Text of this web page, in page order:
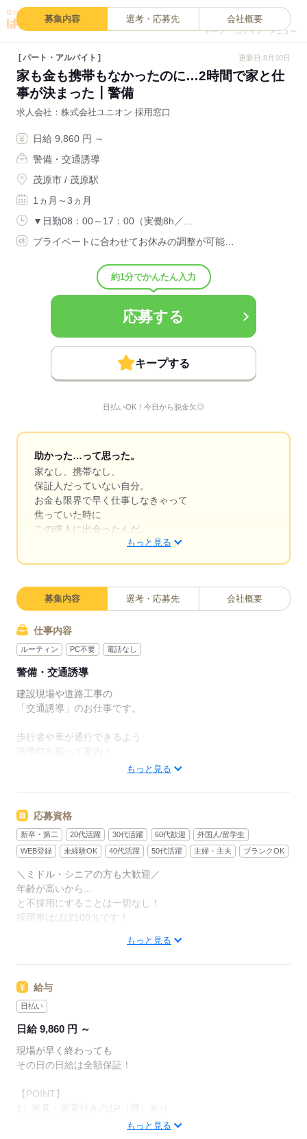
キープ ログイン メニュー
募集内容 選考・応募先 会社概要
パート・アルバイト 更新日:8月10日
家も金も携帯もなかったのに…2時間で家と仕
事が決まった┃警備
求人会社 株式会社ユニオン 採用窓口
日給 9,860 円 ～
警備・交通誘導
茂原市 / 茂原駅
1ヵ月～3ヵ月
▼日勤08：00～17：00（実働8h／…
プライベートに合わせてお休みの調整が可能…
約1分でかんたん入力
応募する
キープする
日払いOK！今日から脱金欠◎
助かった…って思った。
家なし、携帯なし、
保証人だっていない自分。
お金も限界で早く仕事しなきゃって
焦っていた時に
この求人に出会ったんだ。
迎えに行けますよ」
と言って本当に迎えに来てもらえて
プリペイド式携帯電話も支給して貰えて
寮にはトイレ・風呂もついていて
その日から最低限の生活が
できるように準備されていた。
「ああ…助かった…」
心からそう思ったんだ。
もっと見る
募集内容 選考・応募先 会社概要
仕事内容
ルーティン PC不要 電話なし
警備・交通誘導
建設現場や道路工事の
「交通誘導」のお仕事です。
歩行者や車が通行できるよう
【住宅を建てる間の交通誘導】
をする現場が多めです。
▼担当する現場は...
工事期間中は固定で同じ現場に
1日～数日だけ入る現場もあるので
【人間関係が都度リセットされる】
のも特徴のひとつです。
＜体力面で不安な方もぜひ！＞
週2日～で勤務可能なため、
体調と相談しながら勤務可能！
現場でもこまめに休憩が取れるので、
長く働きやすい職場です。
もっと見る
応募資格
新卒・第二 20代活躍 30代活躍 60代歓迎
外国人/留学生
WEB登録
未経験OK 40代活躍 50代活躍 主婦・主夫 ブランクOK
＼ミドル・シニアの方も大歓迎／
年齢が高いから...
と不採用にすることは一切なし！
採用率はほぼ100％です！
＼面接当日から寮に入れます／
■18歳以上（警備業法により）
■経験不問
■保証人不要
■資格不要
■面接時は身分証明書不要
L面接後や研修中に
もっと見る
給与
日払い
日給 9,860 円 ～
現場が早く終わっても
その日の日給は全額保証！
【POINT】
1）家具・家電付きの1R（寮）あり
→よくある寮とは本当に違います！
もっと見る